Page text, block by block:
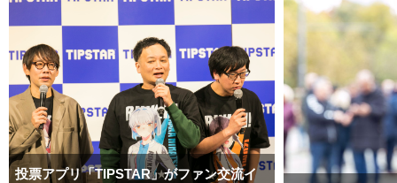
投票アプリ「TIPSTAR」がファン交流イ